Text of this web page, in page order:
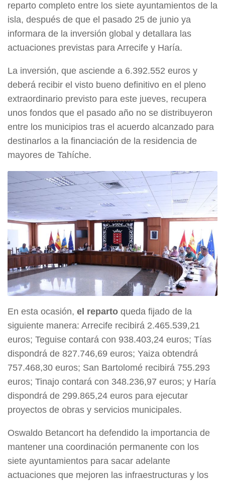
reparto completo entre los siete ayuntamientos de la
isla, después de que el pasado 25 de junio ya
informara de la inversión global y detallara las
actuaciones previstas para Arrecife y Haría.
La inversión, que asciende a 6.392.552 euros y
deberá recibir el visto bueno definitivo en el pleno
extraordinario previsto para este jueves, recupera
unos fondos que el pasado año no se distribuyeron
entre los municipios tras el acuerdo alcanzado para
destinarlos a la financiación de la residencia de
mayores de Tahíche.
En esta ocasión, el reparto queda fijado de la
siguiente manera: Arrecife recibirá 2.465.539,21
euros; Teguise contará con 938.403,24 euros; Tías
dispondrá de 827.746,69 euros; Yaiza obtendrá
757.468,30 euros; San Bartolomé recibirá 755.293
euros; Tinajo contará con 348.236,97 euros; y Haría
dispondrá de 299.865,24 euros para ejecutar
proyectos de obras y servicios municipales.
Oswaldo Betancort ha defendido la importancia de
mantener una coordinación permanente con los
siete ayuntamientos para sacar adelante
actuaciones que mejoren las infraestructuras y los